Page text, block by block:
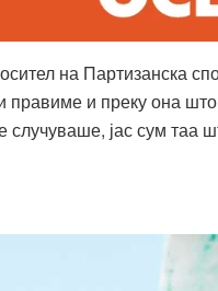
на Партизанска
и преку она
случуваше, јас сум таа